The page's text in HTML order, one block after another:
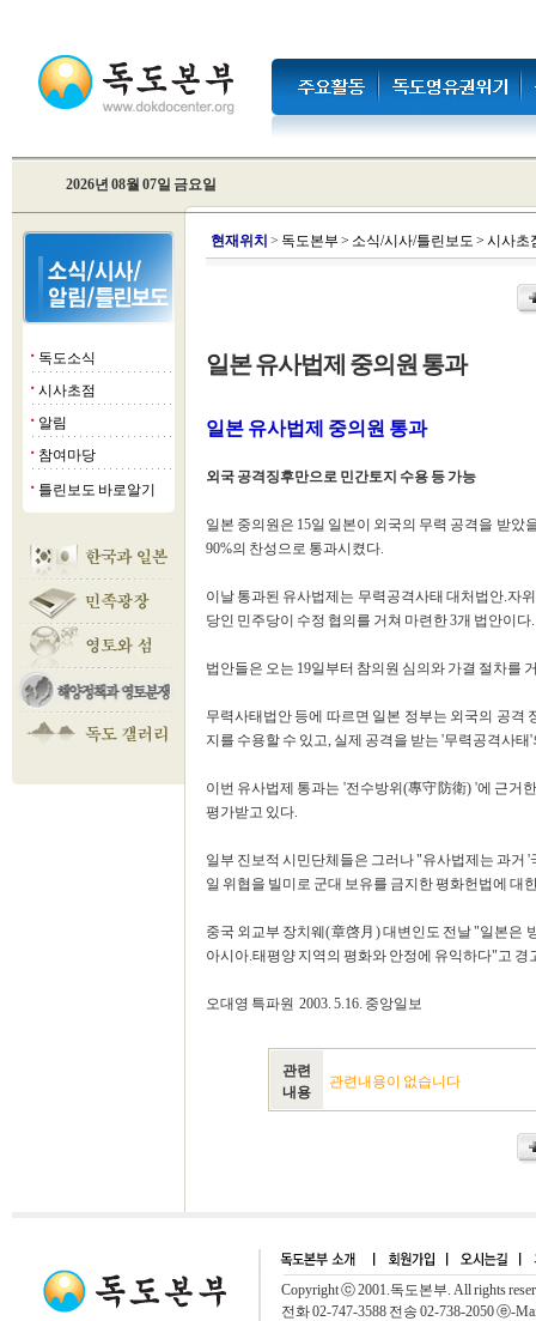
2026년 08월 07일 금요일
■ 독도소식
■ 시사초점
■ 알림
■ 참여마당
■ 틀린보도 바로알기
현재위치 > 독도본부 > 소식/시사/틀린보도 > 시사초
일본 유사법제 중의원 통과
일본 유사법제 중의원 통과
외국 공격징후만으로 민간토지 수용 등 가능
일본 중의원은 15일 일본이 외국의 무력 공격을 받았
90%의 찬성으로 통과시켰다.
이날 통과된 유사법제는 무력공격사태 대처법안.자
당인 민주당이 수정 협의를 거쳐 마련한 3개 법안이다.
법안들은 오는 19일부터 참의원 심의와 가결 절차를
무력사태법안 등에 따르면 일본 정부는 외국의 공격
지를 수용할 수 있고, 실제 공격을 받는 '무력공격사
이번 유사법제 통과는 '전수방위(專守防衛) '에 근거
평가받고 있다.
일부 진보적 시민단체들은 그러나 "유사법제는 과거
일 위협을 빌미로 군대 보유를 금지한 평화헌법에 대
중국 외교부 장치웨(章啓月) 대변인도 전날 "일본은
아시아.태평양 지역의 평화와 안정에 유익하다"고 경
오대영 특파원 2003. 5.16. 중앙일보
관련
내용
관련내용이 없습니다
Copyright ⓒ 2001.독도본부. All rights
전화 02-747-3588 전송 02-738-2050 ⓔ-